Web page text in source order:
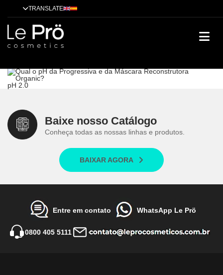
TRANSLATE
Qual o pH da Progressiva e da Máscara Reconstrutora Organic?
Tratamentos Técnicas
pH 2.0
Baixe nosso Catálogo
Conheça todas as nossas linhas e produtos.
BAIXAR AGORA
Entre em contato WhatsApp Le Prö
0800 405 5111